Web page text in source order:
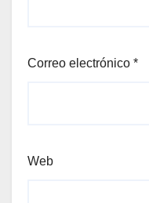
Correo electrónico *
Web